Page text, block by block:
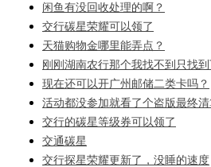
闲鱼有没回收处理的啊？
交行碳星荣耀可以领了
天猫购物金哪里能弄点？
刚刚湖南农行那个我找不到只找
现在还可以开广州邮储二类卡吗？
活动都没参加就看了个盗版最终
交行的碳星等级券可以领了
交通碳星
交行探星荣耀更新了，没睡的速度